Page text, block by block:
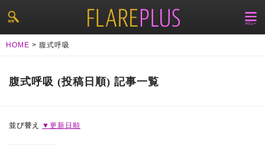
HOME > 腹式呼吸
腹式呼吸 (投稿日順) 記事一覧
並び替え ▼更新日順